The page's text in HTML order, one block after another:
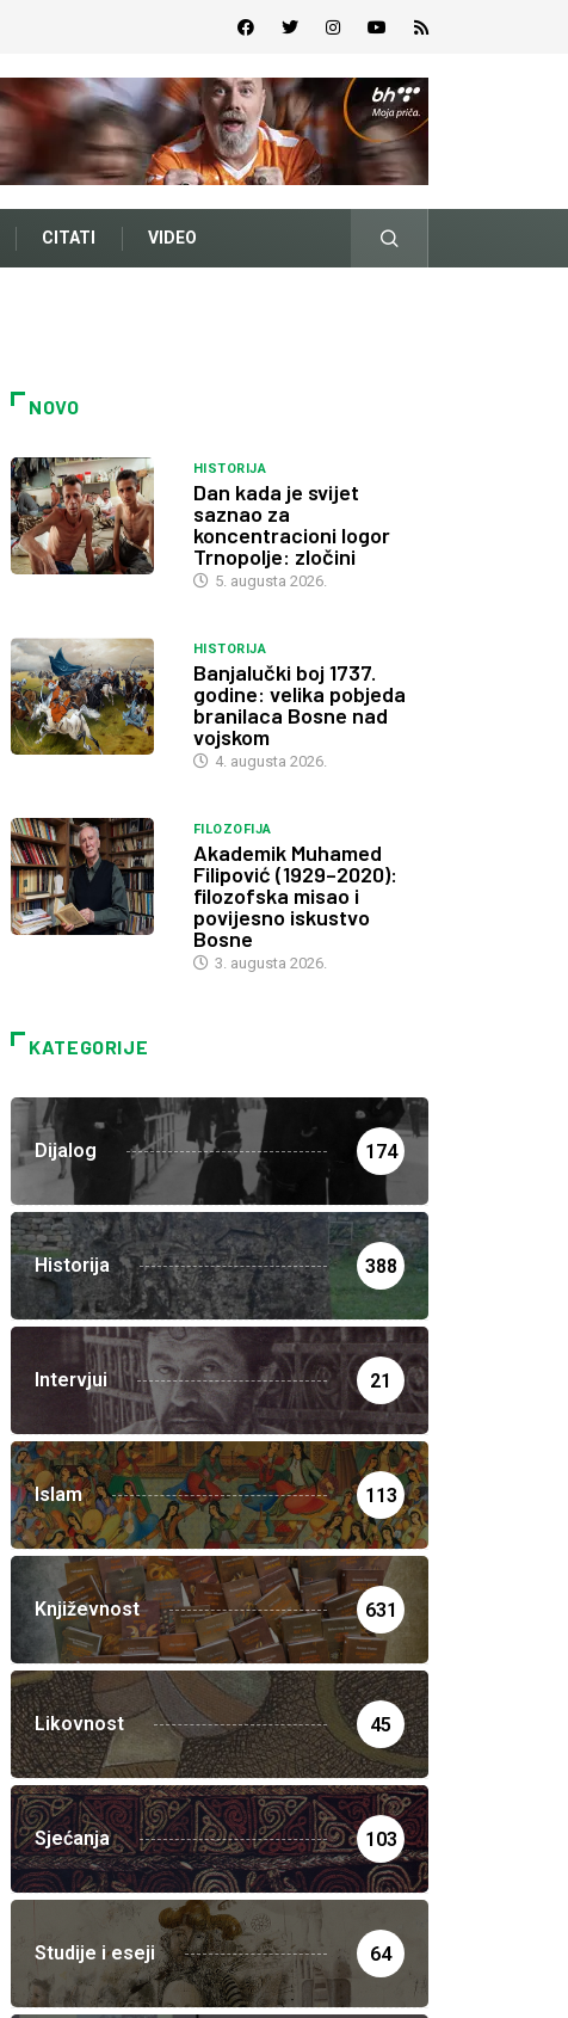
CITATI VIDEO
NOVO
HISTORIJA
Dan kada je svijet
saznao za
koncentracioni logor
Trnopolje: zločini
5. augusta 2026.
HISTORIJA
Banjalučki boj 1737.
godine: velika pobjeda
branilaca Bosne nad
vojskom
4. augusta 2026.
FILOZOFIJA
Akademik Muhamed
Filipović (1929–2020):
filozofska misao i
povijesno iskustvo
Bosne
3. augusta 2026.
KATEGORIJE
Dijalog 174
Historija 388
Intervjui 21
Islam 113
Književnost 631
Likovnost 45
Sjećanja 103
Studije i eseji 64